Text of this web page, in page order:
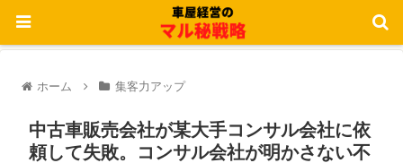
ホーム 集客力アップ
中古車販売会社が某大手コンサル会社に依
頼して失敗。コンサル会社が明かさない不